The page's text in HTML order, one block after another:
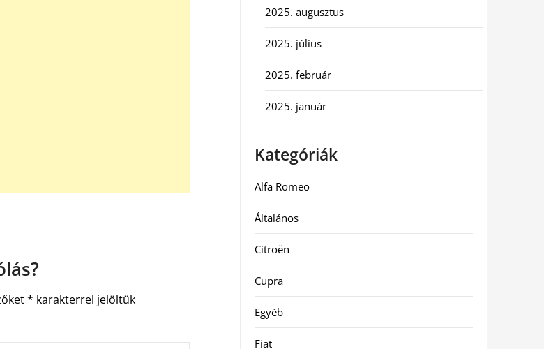
* karakterrel jelöltük
2025. augusztus
2025. július
2025. február
2025. január
Kategóriák
Alfa Romeo
Általános
Citroën
Cupra
Egyéb
Fiat